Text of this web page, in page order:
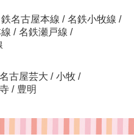
名古屋本線 / 名鉄小牧線 /
/ 名鉄瀬戸線 /
古屋芸大 / 小牧 /
/ 豊明